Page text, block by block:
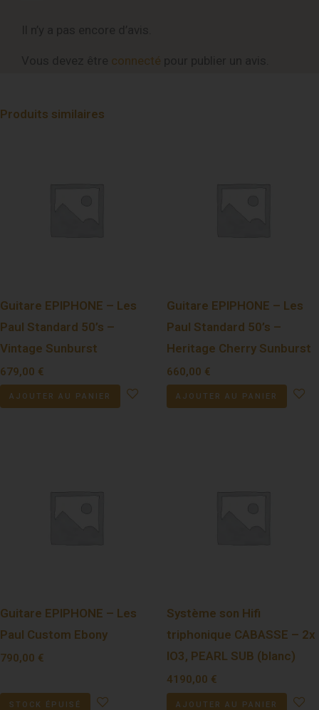
connecté
Produits similaires
Guitare EPIPHONE – Les
Paul Standard 50’s –
Vintage Sunburst
679,00 €
AJOUTER AU PANIER
Guitare EPIPHONE – Les
Paul Standard 50’s –
Heritage Cherry Sunburst
660,00 €
AJOUTER AU PANIER
Guitare EPIPHONE – Les
Paul Custom Ebony
790,00 €
STOCK ÉPUISÉ
Système son Hifi
triphonique CABASSE – 2x
IO3, PEARL SUB (blanc)
4190,00 €
AJOUTER AU PANIER